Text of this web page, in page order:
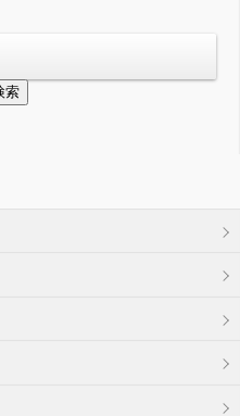
索